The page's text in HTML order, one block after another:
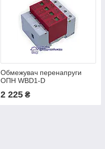
Обмежувач перенапруги
ОПН WBD1-D
2 225 ₴